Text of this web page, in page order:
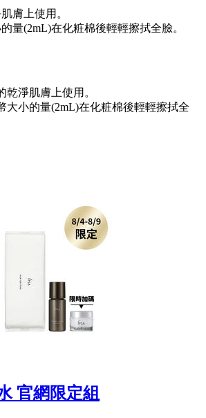
膚上使用。
量(2mL)在化粧棉後輕輕擦拭全臉。
乾淨肌膚上使用。
大小的量(2mL)在化粧棉後輕輕擦拭全
官網限定組